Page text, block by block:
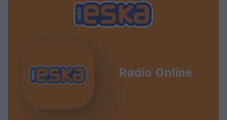
Radio Online